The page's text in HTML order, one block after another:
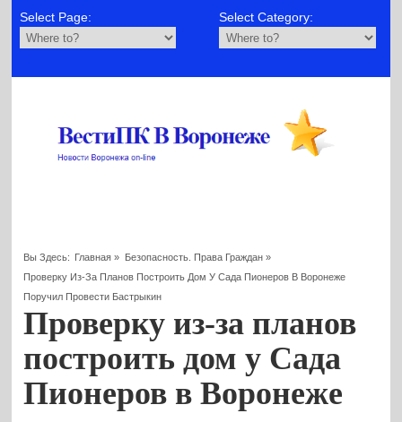
Select Page: Select Category:
Вы Здесь: Главная » Безопасность. Права Граждан»
Проверку Из-За Планов Построить Дом У Сада Пионеров В Воронеже
Поручил Провести Бастрыкин
Проверку из-за планов
построить дом у Сада
Пионеров в Воронеже